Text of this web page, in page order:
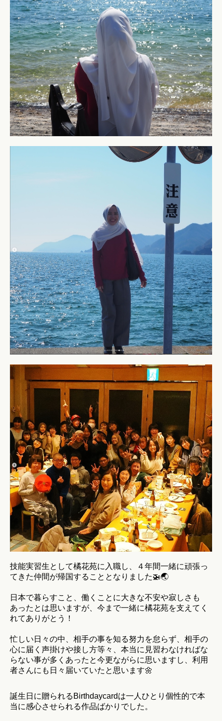
技能実習生として橘花苑に入職し、４年間一緒に頑張っ
てきた仲間が帰国することとなりました🚁🌏
日本で暮らすこと、働くことに大きな不安や寂しさも
あったとは思いますが、今まで一緒に橘花苑を支えてく
れてありがとう！
忙しい日々の中、相手の事を知る努力を怠らず、相手の
心に届く声掛けや接し方等々、本当に見習わなければな
らない事が多くあったと今更ながらに思いますし、利用
者さんにも日々届いていたと思います🌼
誕生日に贈られるBirthdaycardは一人ひとり個性的で本
当に感心させられる作品ばかりでした。